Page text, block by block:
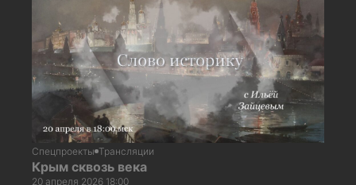
Спецпроекты Трансляции
Крым сквозь века
20 апреля 2026 18:00